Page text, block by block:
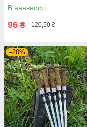
В наявності
96 ₴ 120,50 ₴
–20%